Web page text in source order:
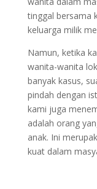
tinggal bersama
keluarga milik
Namun, ketika
wanita-wanita
banyak kasus,
pindah dengan
kami juga
adalah orang
anak. Ini
kuat dalam